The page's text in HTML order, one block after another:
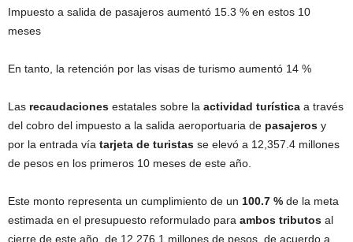
Impuesto a salida de pasajeros aumentó 15.3 % en estos 10
meses
En tanto, la retención por las visas de turismo aumentó 14 %
Las recaudaciones estatales sobre la actividad turística a través
del cobro del impuesto a la salida aeroportuaria de pasajeros y
por la entrada vía tarjeta de turistas se elevó a 12,357.4 millones
de pesos en los primeros 10 meses de este año.
Este monto representa un cumplimiento de un 100.7 % de la meta
estimada en el presupuesto reformulado para ambos tributos al
cierre de este año, de 12,276.1 millones de pesos, de acuerdo a